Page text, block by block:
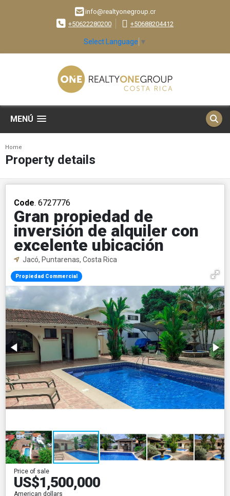
info@realtyonegroup.cr
+50622280200
+50688204412
Select Language ▼
MENÚ
Home
Property details
Code. 6727776
Gran propiedad de
inversión de alquiler con
excelente ubicación
Jacó, Puntarenas, Costa Rica
Propiedad Commercial
Price of sale
US$1,500,000
American dollars